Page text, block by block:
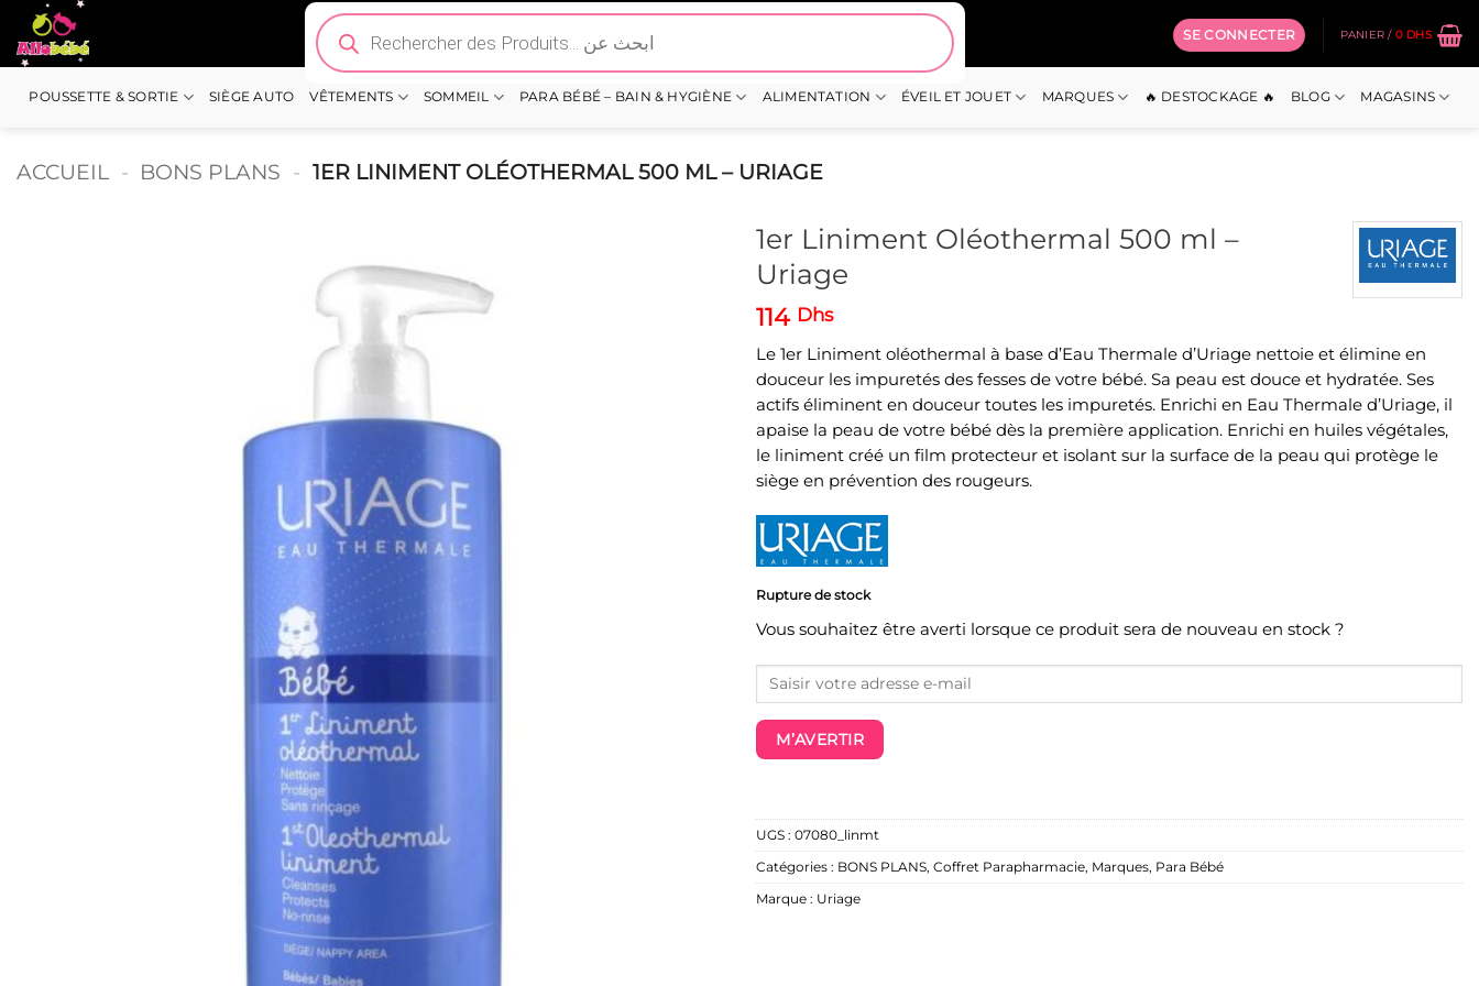
Passer
au
contenu
Recherche
de
produits
SE CONNECTER PANIER / 0 DHS
POUSSETTE & SORTIE SIÈGE AUTO VÊTEMENTS SOMMEIL PARA BÉBÉ – BAIN & HYGIÈNE ALIMENTATION ÉVEIL ET JOUET MARQUES 🔥 DESTOCKAGE 🔥 BLOG MAGASINS
ACCUEIL - BONS PLANS - 1ER LINIMENT OLÉOTHERMAL 500 ML – URIAGE
1er Liniment Oléothermal 500 ml –
Uriage
114 Dhs
Le 1er Liniment oléothermal à base d’Eau Thermale d’Uriage nettoie et élimine en
douceur les impuretés des fesses de votre bébé. Sa peau est douce et hydratée. Ses
actifs éliminent en douceur toutes les impuretés. Enrichi en Eau Thermale d’Uriage, il
apaise la peau de votre bébé dès la première application. Enrichi en huiles végétales,
le liniment créé un film protecteur et isolant sur la surface de la peau qui protège le
siège en prévention des rougeurs.
Rupture de stock
Vous souhaitez être averti lorsque ce produit sera de nouveau en stock ?
M’AVERTIR
UGS : 07080_linmt
Catégories : BONS PLANS, Coffret Parapharmacie, Marques, Para Bébé
Marque : Uriage